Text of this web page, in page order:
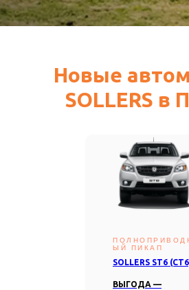
Новые
SOLLERS в
ЫЙ ПИКАП
SOLLERS ST6
ВЫГОДА —